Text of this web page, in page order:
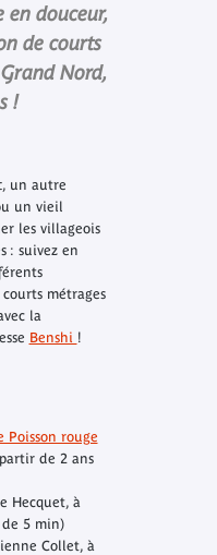
douceur,
de courts
Nord,
!
un autre
un vieil
les villageois
: suivez en
métrages
la
Benshi !
rouge
de 2 ans
Hecquet, à
5 min)
Collet, à